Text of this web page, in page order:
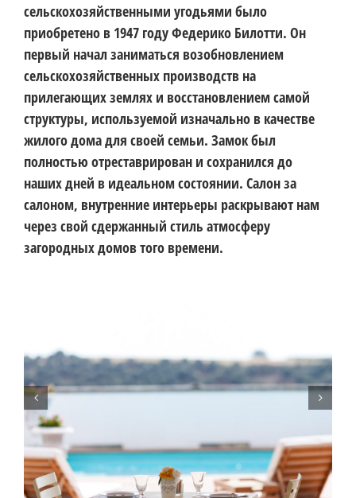
сельскохозяйственными угодьями было
приобретено в 1947 году Федерико Билотти. Он
первый начал заниматься возобновлением
сельскохозяйственных производств на
прилегающих землях и восстановлением самой
структуры, используемой изначально в качестве
жилого дома для своей семьи. Замок был
полностью отреставрирован и сохранился до
наших дней в идеальном состоянии. Салон за
салоном, внутренние интерьеры раскрывают нам
через свой сдержанный стиль атмосферу
загородных домов того времени.